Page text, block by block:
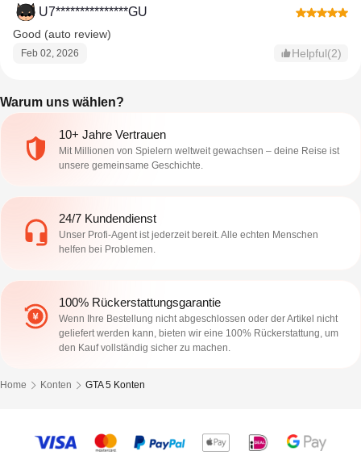
U7***************GU
Good (auto review)
Feb 02, 2026 Helpful(2)
Warum uns wählen?
10+ Jahre Vertrauen
Mit Millionen von Spielern weltweit gewachsen – deine Reise ist
unsere gemeinsame Geschichte.
24/7 Kundendienst
Unser Profi-Agent ist jederzeit bereit. Alle echten Menschen
helfen bei Problemen.
100% Rückerstattungsgarantie
Wenn Ihre Bestellung nicht abgeschlossen oder der Artikel nicht
geliefert werden kann, bieten wir eine 100% Rückerstattung, um
den Kauf vollständig sicher zu machen.
Home Konten GTA 5 Konten